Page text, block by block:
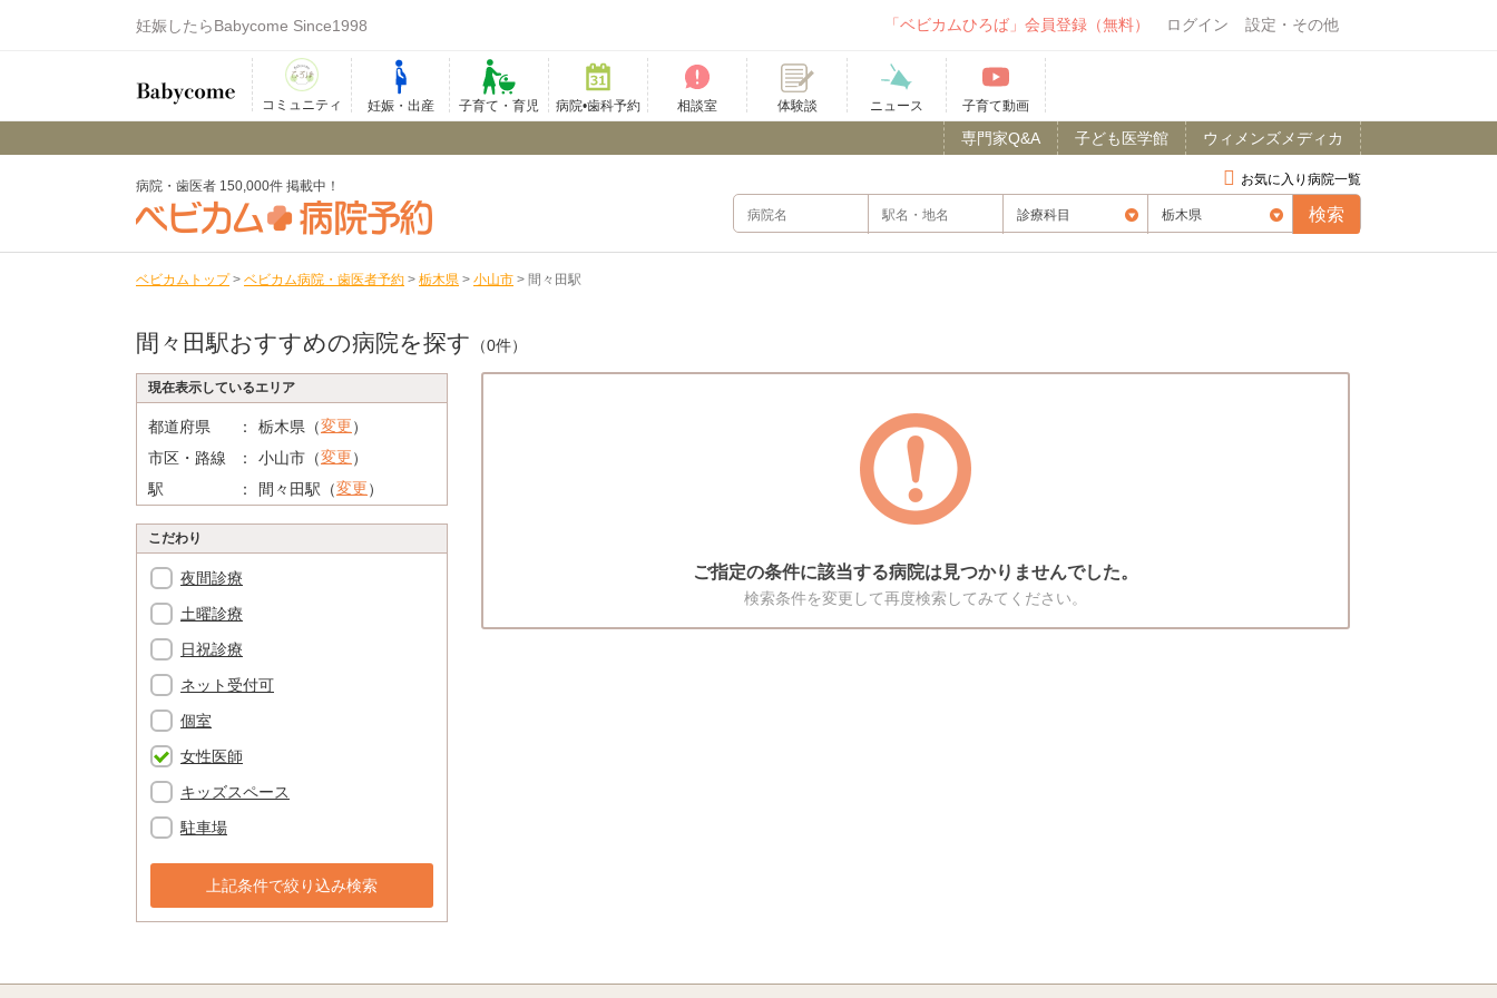
妊娠したらBabycome Since1998 「ベビカムひろば」会員登録（無料） ログイン 設定・その他
コミュニティ 妊娠・出産 子育て・育児 病院•歯科予約 相談室 体験談 ニュース 子育て動画
ウィメンズメディカ
子ども医学館
専門家Q&A
お気に入り病院一覧
病院・歯医者 150,000件 掲載中！
ベビカムトップ > ベビカム病院・歯医者予約 > 栃木県 > 小山市 > 間々田駅
間々田駅おすすめの病院を探す （0件）
現在表示しているエリア
都道府県 栃木県（変更）
市区・路線
小山市（変更）
駅
間々田駅（変更）
こだわり
夜間診療
土曜診療
日祝診療
ネット受付可
個室
女性医師
キッズスペース
駐車場
上記条件で絞り込み検索
ご指定の条件に該当する病院は見つかりませんでした。
検索条件を変更して再度検索してみてください。